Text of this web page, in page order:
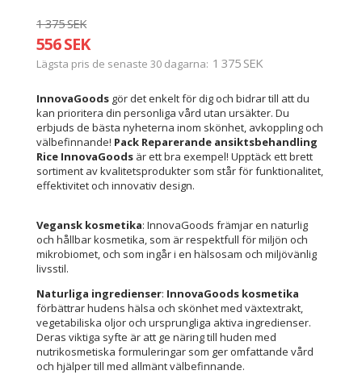
1 375 SEK
556 SEK
Lägsta pris de senaste 30 dagarna 1 375 SEK
InnovaGoods gör det enkelt för dig och bidrar till att du
kan prioritera din personliga vård utan ursäkter. Du
erbjuds de bästa nyheterna inom skönhet, avkoppling och
välbefinnande! Pack Reparerande ansiktsbehandling
Rice InnovaGoods är ett bra exempel! Upptäck ett brett
sortiment av kvalitetsprodukter som står för funktionalitet,
effektivitet och innovativ design.
Vegansk kosmetika: InnovaGoods främjar en naturlig
och hållbar kosmetika, som är respektfull för miljön och
mikrobiomet, och som ingår i en hälsosam och miljövänlig
livsstil.
Naturliga ingredienser: InnovaGoods kosmetika
förbättrar hudens hälsa och skönhet med växtextrakt,
vegetabiliska oljor och ursprungliga aktiva ingredienser.
Deras viktiga syfte är att ge näring till huden med
nutrikosmetiska formuleringar som ger omfattande vård
och hjälper till med allmänt välbefinnande.